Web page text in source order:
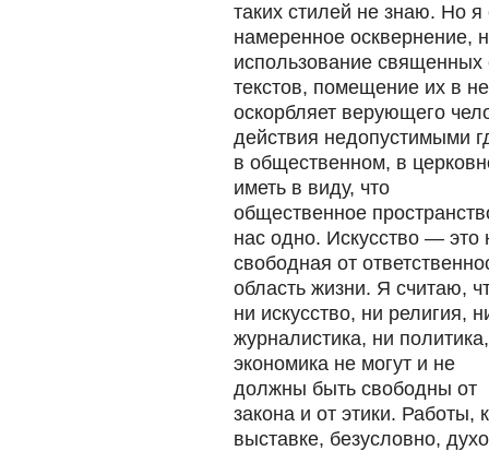
таких стилей не знаю. Но
намеренное
использование
текстов, помещение их в
оскорбляет верующего
действия недопустимыми
в общественном, в
иметь в виду, что
общественное
нас одно. Искусство — это
свободная от
область жизни. Я считаю,
ни искусство, ни религия,
журналистика, ни
экономика не могут и не
должны быть свободны от
закона и от этики. Работы,
выставке, безусловно,